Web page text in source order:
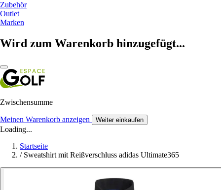
Zubehör
Outlet
Marken
Wird zum Warenkorb hinzugefügt...
Zwischensumme
Meinen Warenkorb anzeigen Weiter einkaufen
Loading...
Startseite
/ Sweatshirt mit Reißverschluss adidas Ultimate365